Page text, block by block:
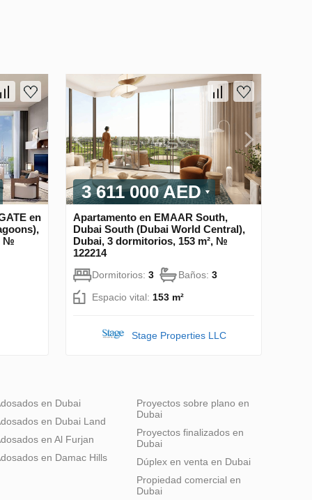
en
№
3 611 000 AED
Apartamento en EMAAR South,
Dubai South (Dubai World Central),
Dubai, 3 dormitorios, 153 m², №
122214
Dormitorios: 3 Baños: 3
Espacio vital: 153 m²
Stage Properties LLC
en Dubai
en Dubai Land
en Al Furjan
en Damac Hills
Proyectos sobre plano en
Dubai
Proyectos finalizados en
Dubai
Dúplex en venta en Dubai
Propiedad comercial en
Dubai